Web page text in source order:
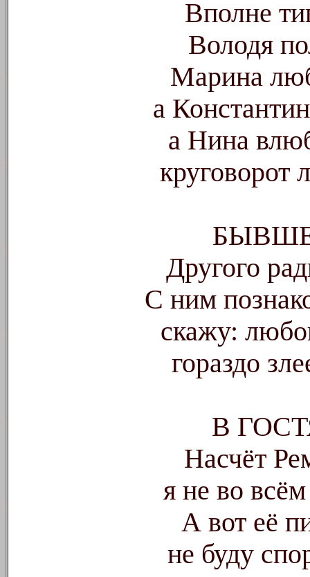
Вполне
Володя
Марина
а
а Нина
круговорот
Другого
С ним
скажу:
гораздо
В
Насчёт
я не во
А вот её
не буду